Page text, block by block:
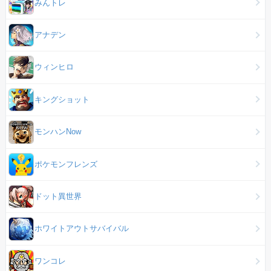
みんトレ
アナデン
ウィンヒロ
キングショット
モンハンNow
ポケモンフレンズ
ドット異世界
ホワイトアウトサバイバル
ワンコレ